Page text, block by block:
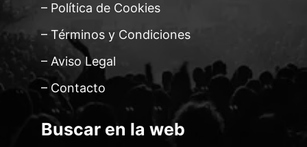
– Política de Cookies
– Términos y Condiciones
– Aviso Legal
– Contacto
Buscar en la web